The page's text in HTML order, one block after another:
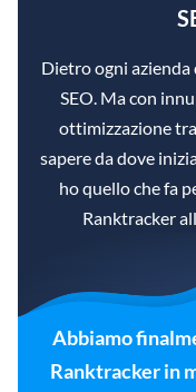
Dietro ogni azienda
SEO. Ma con
ottimizzazione
sapere da dove
ho quello che fa
Ranktracker
Abbiamo
Ranktracker in